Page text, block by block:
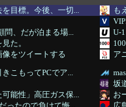
目標。今後、一切...
も
問、だが泊まる場...
U-
た。
像をツイートする
ア
こもってPCでア...
坂
能性」高圧ガス保...
お